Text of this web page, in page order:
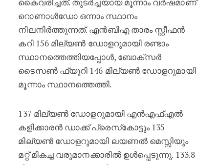
റൊണാൾഡോ ഒന്നാം സ്ഥാനം
നിലനിർത്തുന്നത്. എൻബിഎ താരം സ്റ്റീഫൻ
കറി 156 മില്യൺ ഡോളറുമായി രണ്ടാം
സ്ഥാനത്തെത്തിയപ്പോൾ, ബോക്‌സർ
ടൈസൺ ഫ്യൂറി 146 മില്യൺ ഡോളറുമായി
മൂന്നാം സ്ഥാനത്തെത്തി.
137 മില്യൺ ഡോളറുമായി എൻഎഫ്എൽ
കളിക്കാരൻ ഡാക്ക് പ്രെസ്‌കോട്ടും 135
മില്യൺ ഡോളറുമായി ലയണൽ മെസ്സിയും
മറ്റ് മികച്ച വരുമാനക്കാരിൽ ഉൾപ്പെടുന്നു. 133.8